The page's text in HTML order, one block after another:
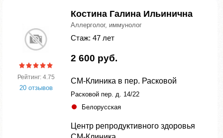
Рейтинг: 4.75
20 отзывов
Костина Галина Ильинична
Аллерголог, иммунолог
Стаж: 47 лет
2 600 руб.
СМ-Клиника в пер. Расковой
Расковой пер. д. 14/22
Белорусская
Центр репродуктивного здоровья